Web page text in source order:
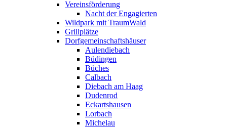
Vereinsförderung
Nacht der Engagierten
Wildpark mit TraumWald
Grillplätze
Dorfgemeinschaftshäuser
Aulendiebach
Büdingen
Büches
Calbach
Diebach am Haag
Dudenrod
Eckartshausen
Lorbach
Michelau